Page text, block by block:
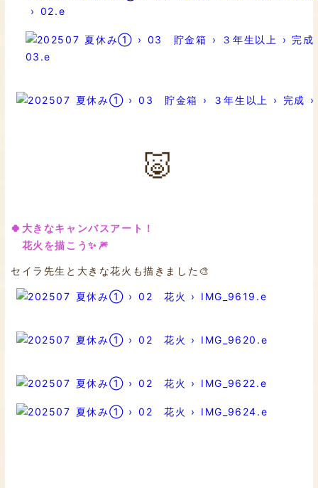
🐷
🍀大きなキャンバスアート！
花火を描こう✨🎆
セイラ先生と大きな花火も描きました🎨